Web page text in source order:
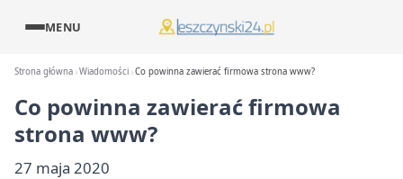
MENU
Strona główna Wiadomości Co powinna zawierać firmowa strona www?
Co powinna zawierać firmowa
strona www?
27 maja 2020